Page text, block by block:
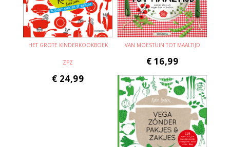
HET GROTE KINDERKOOKBOEK
ZPZ
€ 24,99
VAN MOESTUIN TOT MAALTIJD
€ 16,99